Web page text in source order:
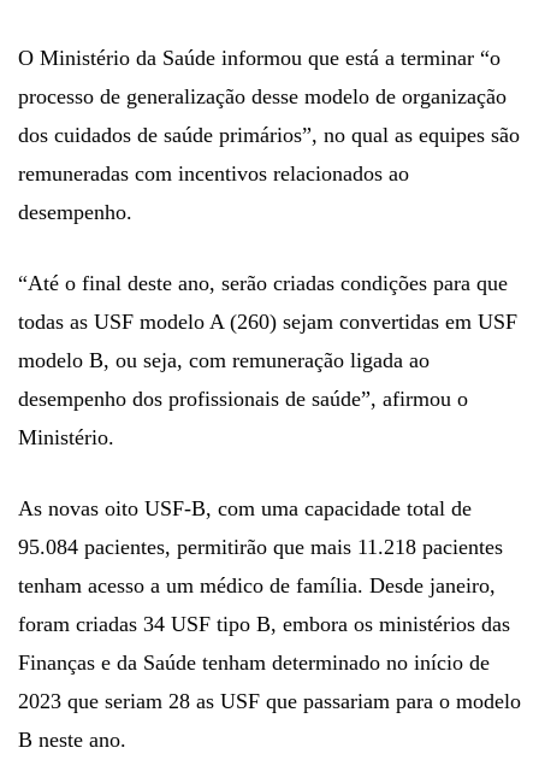
O Ministério da Saúde informou que está a terminar “o
processo de generalização desse modelo de organização
dos cuidados de saúde primários”, no qual as equipes são
remuneradas com incentivos relacionados ao
desempenho.
“Até o final deste ano, serão criadas condições para que
todas as USF modelo A (260) sejam convertidas em USF
modelo B, ou seja, com remuneração ligada ao
desempenho dos profissionais de saúde”, afirmou o
Ministério.
As novas oito USF-B, com uma capacidade total de
95.084 pacientes, permitirão que mais 11.218 pacientes
tenham acesso a um médico de família. Desde janeiro,
foram criadas 34 USF tipo B, embora os ministérios das
Finanças e da Saúde tenham determinado no início de
2023 que seriam 28 as USF que passariam para o modelo
B neste ano.